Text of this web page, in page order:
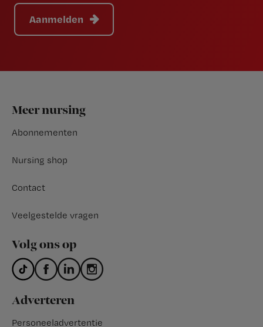
Aanmelden
Footer
Meer nursing
Abonnementen
Nursing shop
Contact
Veelgestelde vragen
Volg ons op
Adverteren
Personeeladvertentie